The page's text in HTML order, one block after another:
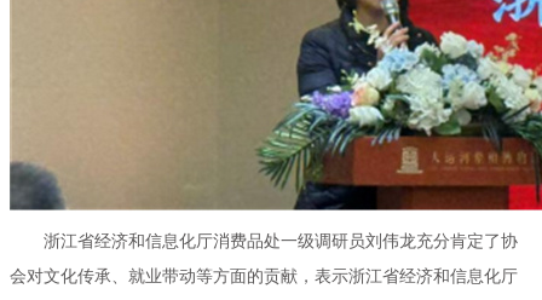
浙江省经济和信息化厅消费品处一级调研员刘伟龙充分肯定了协
会对文化传承、就业带动等方面的贡献，表示浙江省经济和信息化厅